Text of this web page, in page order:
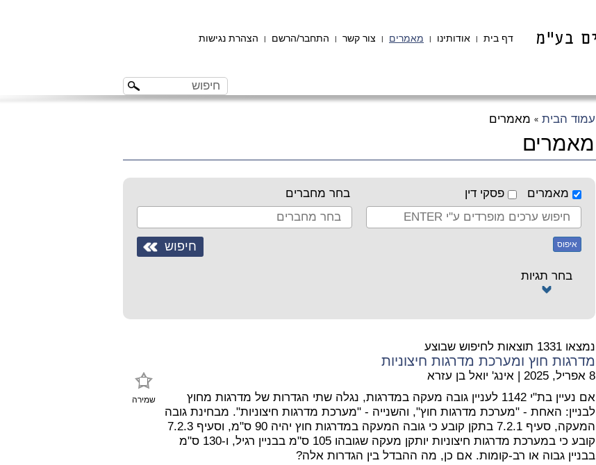
דף בית | אודותינו | מאמרים | צור קשר | התחבר/הרשם | הצהרת נגישות
עמוד הבית » מאמרים
מאמרים
מאמרים פסקי דין בחר מחברים
איפוס
בחר תגיות
נמצאו 1331 תוצאות לחיפוש שבוצע
מדרגות חוץ ומערכת מדרגות חיצוניות
שמירה
8 אפריל, 2025 | אינג' יואל בן עזרא
אם נעיין בת"י 1142 לעניין גובה מעקה במדרגות, נגלה שתי הגדרות של מדרגות מחוץ
לבניין: האחת - "מערכת מדרגות חוץ", והשנייה - "מערכת מדרגות חיצוניות". מבחינת גובה
המעקה, סעיף 7.2.1 בתקן קובע כי גובה המעקה במדרגות חוץ יהיה 90 ס"מ, וסעיף 7.2.3
קובע כי במערכת מדרגות חיצוניות יותקן מעקה שגובהו 105 ס"מ בבניין רגיל, ו-130 ס"מ
בבניין גבוה או רב-קומות. אם כן, מה ההבדל בין הגדרות אלה?